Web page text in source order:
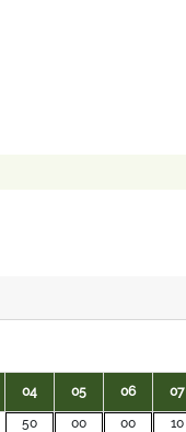
04 05 06 07
50
00
00
10